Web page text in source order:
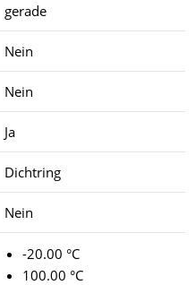
gerade
Nein
Nein
Ja
Dichtring
Nein
-20.00 °C
100.00 °C